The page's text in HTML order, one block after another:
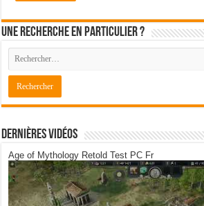
Une recherche en particulier ?
Dernières Vidéos
Age of Mythology Retold Test PC Fr